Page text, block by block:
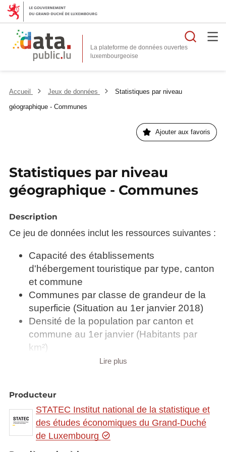
La plateforme de données ouvertes
Accueil Jeux de données
Statistiques par niveau
géographique - Communes
Ajouter aux favoris
Statistiques par niveau
géographique - Communes
Description
Ce jeu de données inclut les ressources suivantes :
Capacité des établissements
d'hébergement touristique par type, canton
et commune
Communes par classe de grandeur de la
superficie (Situation au 1er janvier 2018)
Densité de la population par canton et
commune au 1er janvier (Habitants par
km²)
Effectif du cheptel par canton et commune
commune
Exploitations agricoles et viticoles par
canton et commune 2012
Mouvement migratoire de la population par
Lire plus
Producteur
STATEC Institut national de la statistique et
des études économiques du Grand-Duché
de Luxembourg